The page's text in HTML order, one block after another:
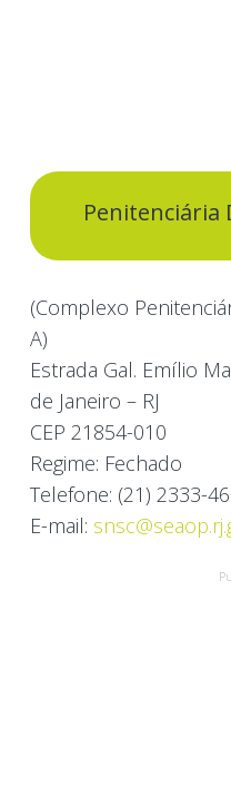
Penitenciária
(Complexo
A)
Estrada Gal. Emílio
de Janeiro – RJ
CEP 21854-010
Regime: Fechado
Telefone: (21) 2333-
E-mail: